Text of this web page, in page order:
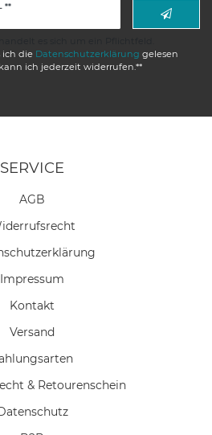
**
ich die Daten­schutz­erklärung gelesen
ich jederzeit widerrufen.**
SERVICE
AGB
Impressum
Kontakt
Versand
& Retourenschein